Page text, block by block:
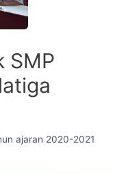
SMP
ajaran 2020-2021